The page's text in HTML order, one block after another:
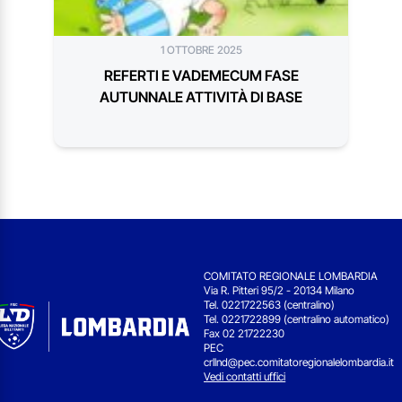
1 OTTOBRE 2025
REFERTI E VADEMECUM FASE
AUTUNNALE ATTIVITÀ DI BASE
COMITATO REGIONALE LOMBARDIA
Via R. Pitteri 95/2 - 20134 Milano
Tel. 0221722563 (centralino)
Tel. 0221722899 (centralino automatico)
Fax 02 21722230
PEC
crllnd@pec.comitatoregionalelombardia.it
Vedi contatti uffici